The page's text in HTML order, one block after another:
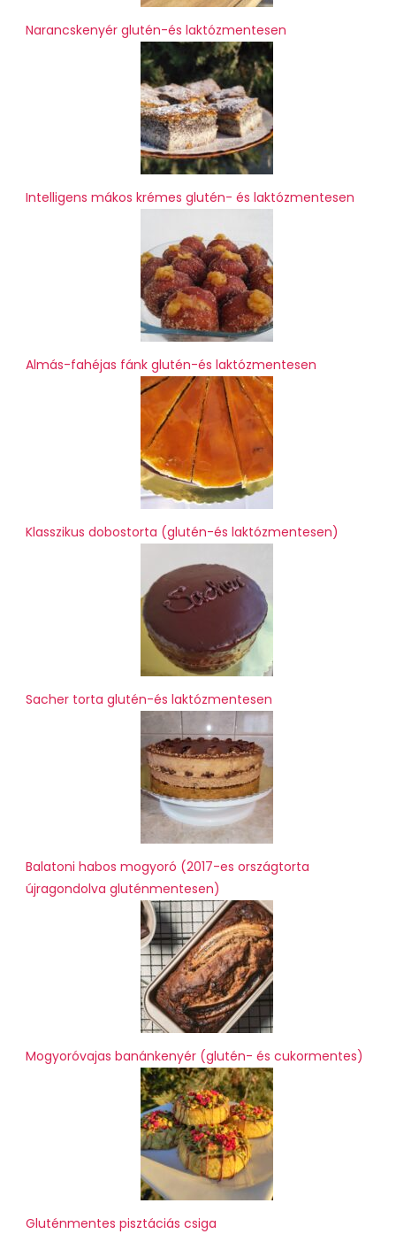
Narancskenyér glutén-és laktózmentesen
Intelligens mákos krémes glutén- és laktózmentesen
Almás-fahéjas fánk glutén-és laktózmentesen
Klasszikus dobostorta (glutén-és laktózmentesen)
Sacher torta glutén-és laktózmentesen
Balatoni habos mogyoró (2017-es országtorta
újragondolva gluténmentesen)
Mogyoróvajas banánkenyér (glutén- és cukormentes)
Gluténmentes pisztáciás csiga